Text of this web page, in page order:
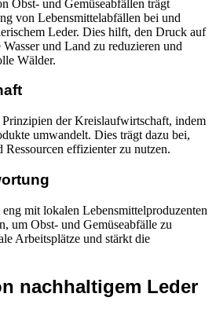
Obst- und Gemüseabfällen trägt
von Lebensmittelabfällen bei und
Leder. Dies hilft, den Druck auf
und Land zu reduzieren und
Wälder.
der Kreislaufwirtschaft, indem
umwandelt. Dies trägt dazu bei,
effizienter zu nutzen.
mit lokalen Lebensmittelproduzenten
um Obst- und Gemüseabfälle zu
Arbeitsplätze und stärkt die
nachhaltigem Leder